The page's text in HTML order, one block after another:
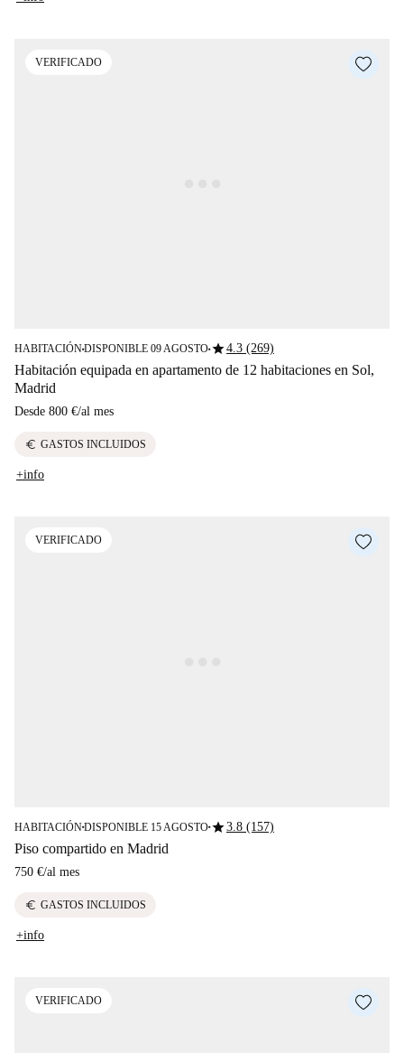
VERIFICADO
HABITACIÓN■DISPONIBLE 09 AGOSTO■star4.3 (269)
Habitación equipada en apartamento de 12 habitaciones en Sol,
Madrid
Desde 800 €/al mes
euro GASTOS INCLUIDOS
+info
VERIFICADO
HABITACIÓN■DISPONIBLE 15 AGOSTO■star3.8 (157)
Piso compartido en Madrid
750 €/al mes
euro GASTOS INCLUIDOS
+info
VERIFICADO